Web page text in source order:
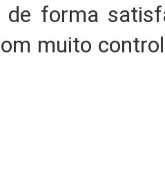
de forma
muito